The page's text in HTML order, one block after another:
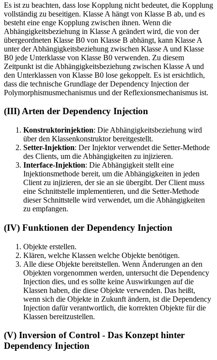
Es ist zu beachten, dass lose Kopplung nicht bedeutet, die Kopplung
vollständig zu beseitigen. Klasse A hängt von Klasse B ab, und es
besteht eine enge Kopplung zwischen ihnen. Wenn die
Abhängigkeitsbeziehung in Klasse A geändert wird, die von der
übergeordneten Klasse B0 von Klasse B abhängt, kann Klasse A
unter der Abhängigkeitsbeziehung zwischen Klasse A und Klasse
B0 jede Unterklasse von Klasse B0 verwenden. Zu diesem
Zeitpunkt ist die Abhängigkeitsbeziehung zwischen Klasse A und
den Unterklassen von Klasse B0 lose gekoppelt. Es ist ersichtlich,
dass die technische Grundlage der Dependency Injection der
Polymorphismusmechanismus und der Reflexionsmechanismus ist.
(III) Arten der Dependency Injection
Konstruktorinjektion: Die Abhängigkeitsbeziehung wird
über den Klassenkonstruktor bereitgestellt.
Setter-Injektion: Der Injektor verwendet die Setter-Methode
des Clients, um die Abhängigkeiten zu injizieren.
Interface-Injektion: Die Abhängigkeit stellt eine
Injektionsmethode bereit, um die Abhängigkeiten in jeden
Client zu injizieren, der sie an sie übergibt. Der Client muss
eine Schnittstelle implementieren, und die Setter-Methode
dieser Schnittstelle wird verwendet, um die Abhängigkeiten
zu empfangen.
(IV) Funktionen der Dependency Injection
Objekte erstellen.
Klären, welche Klassen welche Objekte benötigen.
Alle diese Objekte bereitstellen. Wenn Änderungen an den
Objekten vorgenommen werden, untersucht die Dependency
Injection dies, und es sollte keine Auswirkungen auf die
Klassen haben, die diese Objekte verwenden. Das heißt,
wenn sich die Objekte in Zukunft ändern, ist die Dependency
Injection dafür verantwortlich, die korrekten Objekte für die
Klassen bereitzustellen.
(V) Inversion of Control - Das Konzept hinter
Dependency Injection